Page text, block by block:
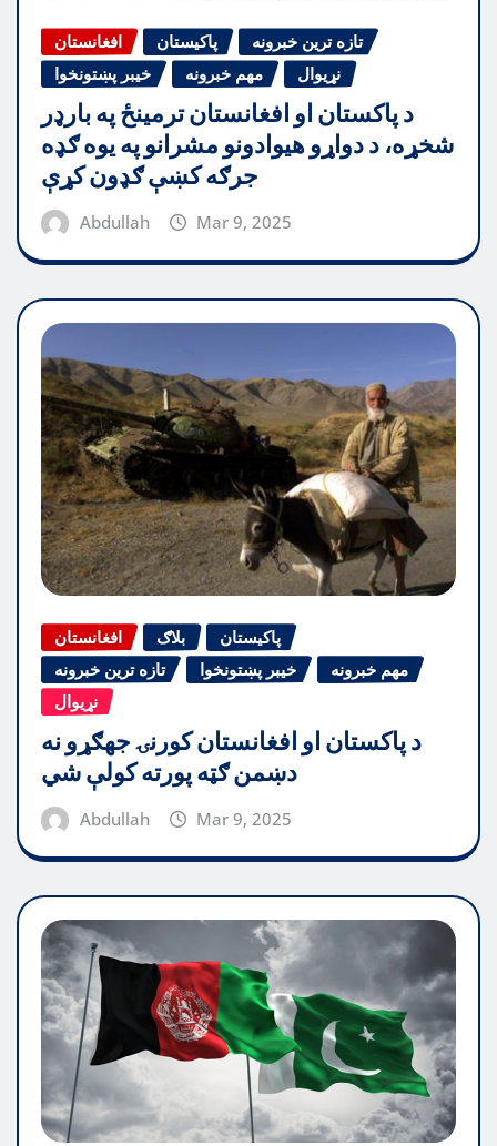
افغانستان پاکیستان
تازه ترین خبرونه
خیبر پښتونخوا
مهم خبرونه نړیوال
د پاکستان او افغانستان ترمینځ په بارډر
شخړه، د دواړو هیوادونو مشرانو په یوه ګډه
جرګه کښې ګډون کړې
Abdullah Mar 9, 2025
افغانستان بلاګ
پاکیستان
تازه ترین خبرونه
خیبر پښتونخوا
مهم خبرونه
نړیوال
د پاکستان او افغانستان کورنۍ جهګړو نه
دښمن ګټه پورته کولې شي
Abdullah Mar 9, 2025